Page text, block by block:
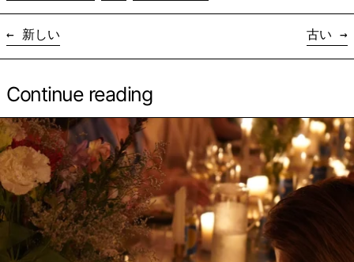
新しい 古い
Continue reading
続きを読む: サパークラブ ― 山浦のどか ＆ Masha